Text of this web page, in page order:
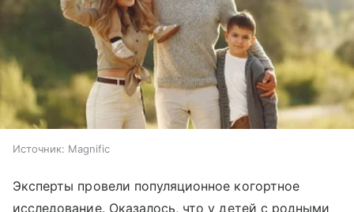
Источник: Magnific
Эксперты провели популяционное когортное
исследование. Оказалось, что у детей с родными